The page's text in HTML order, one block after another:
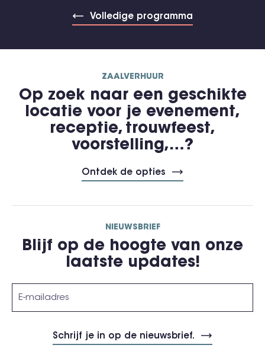
Volledige programma
ZAALVERHUUR
Op zoek naar een geschikte
locatie voor je evenement,
receptie, trouwfeest,
voorstelling,…?
Ontdek de opties
NIEUWSBRIEF
Blijf op de hoogte van onze
laatste updates!